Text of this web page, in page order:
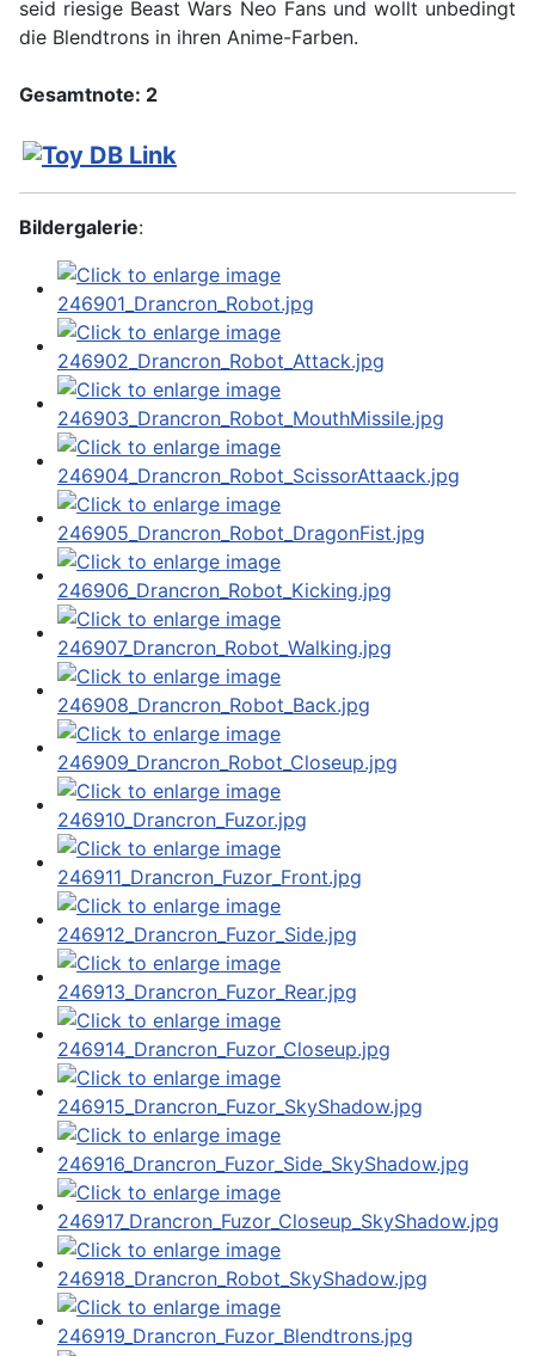
seid riesige Beast Wars Neo Fans und wollt unbedingt
die Blendtrons in ihren Anime-Farben.
Gesamtnote: 2
Bildergalerie: